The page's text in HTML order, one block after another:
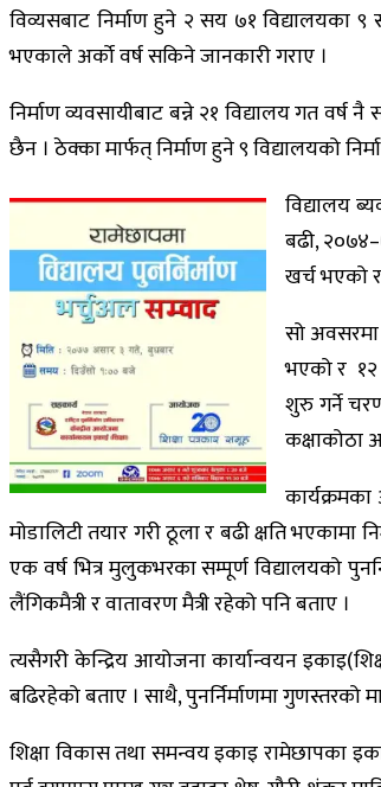
विव्यसबाट निर्माण हुने २ सय ७१ विद्यालयका
भएकाले अर्को वर्ष सकिने जानकारी गराए ।
निर्माण व्यवसायीबाट बन्ने २१ विद्यालय गत
छैन । ठेक्का मार्फत् निर्माण हुने ९ विद्यालयको
विद्यालय
बढी,
खर्च भएको
सो अवसरमा
भएको र १२
शुरु गर्ने
कक्षाकोठा
मोडालिटी तयार गरी ठूला र बढी क्षति भएकामा
एक वर्ष भित्र मुलुकभरका सम्पूर्ण विद्यालयको
लैंगिकमैत्री र वातावरण मैत्री रहेको पनि बताए ।
त्यसैगरी केन्द्रिय आयोजना कार्यान्वयन
बढिरहेको बताए । साथै, पुनर्निर्माणमा
शिक्षा विकास तथा समन्वय इकाइ रामेछापका